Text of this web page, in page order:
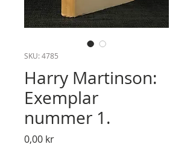
SKU: 4785
Harry Martinson:
Exemplar
nummer 1.
0,00 krPris